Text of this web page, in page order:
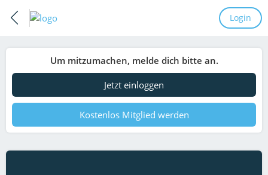
Login
Um mitzumachen, melde dich bitte an.
Jetzt einloggen
Kostenlos Mitglied werden